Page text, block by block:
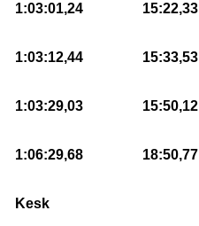
1:03:01,24 15:22,33
1:03:12,44 15:33,53
1:03:29,03 15:50,12
1:06:29,68 18:50,77
Kesk